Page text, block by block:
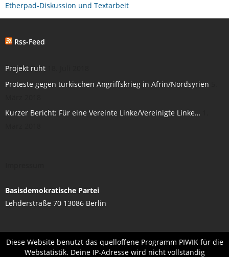
- Termine
- Protokolle
- Diskussion
- Diskussionsforum
- Öffentlichkeit
- Email Liste & Newsletter
Etherpad-Diskussion und Textarbeit
Rss-Feed
Projekt ruht
Proteste gegen türkischen Angriffskrieg in Afrin/Nordsyrien
Kurzer Bericht: Für eine Vereinte Linke/Vereinigte Linke…
Basisdemokratische Partei
Lehderstraße 70 13086 Berlin
Diese Website benutzt das quelloffene Programm PIWIK für die
Webstatistik. Deine IP-Adresse wird nicht vollständig